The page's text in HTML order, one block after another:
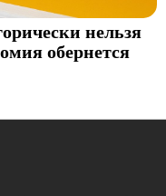
нельзя
обернется